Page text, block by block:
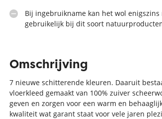
Bij ingebruikname kan het wol
gebruikelijk bij dit soort
Omschrijving
7 nieuwe schitterende kleuren. Daaruit
vloerkleed gemaakt van 100% zuiver
geven en zorgen voor een warm en
kwaliteit wat garant staat voor vele jaren